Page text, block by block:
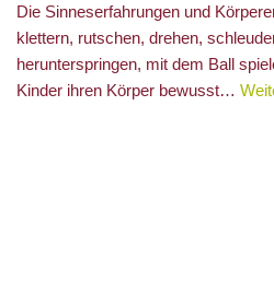
Die Sinneserfahrungen und
klettern, rutschen, drehen,
herunterspringen, mit dem Ball
Kinder ihren Körper bewusst…